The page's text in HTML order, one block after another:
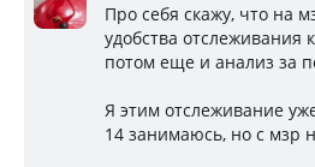
Про себя скажу, что на
удобства отслеживания
потом еще и анализ за
Я этим отслеживание
14 занимаюсь, но с мзр